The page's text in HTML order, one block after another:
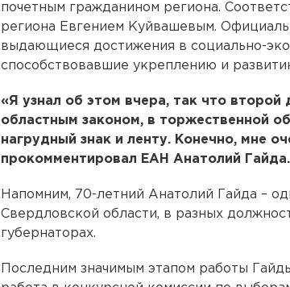
почетным гражданином региона.
региона Евгением Куйвашевым.
выдающиеся достижения в социально-
способствовавшие укреплению и
«Я узнал об этом вчера, так что второй
областным законом, в торжественной
нагрудный знак и ленту. Конечно, мне
прокомментировал ЕАН Анатолий Гайда.
Напомним, 70-летний Анатолий Гайда –
Свердловской области, в разных
губернаторах.
Последним значимым этапом работы